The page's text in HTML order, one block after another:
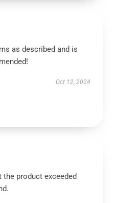
as described and is
Oct 12, 2024
product exceeded